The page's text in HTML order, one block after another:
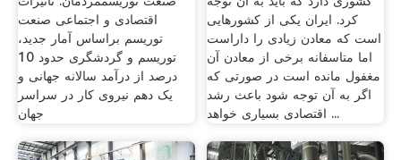
اقتصادی و اجتماعی صنعت
توریسم براساس آمار جدید،
توریسم و گردشگری حدود 10
درصد از درآمد سالانه جهانی و
یک دهم نیروی کار در سراسر
جهان
کرد. ایران یکی از کشورهایی
است که معادن زیادی را داراست
اما متاسفانه برخی از معادن آن
مغفول مانده است در صورتی که
اگر به آن توجه شود باعث رشد
اقتصادی بسیاری خواهد ...